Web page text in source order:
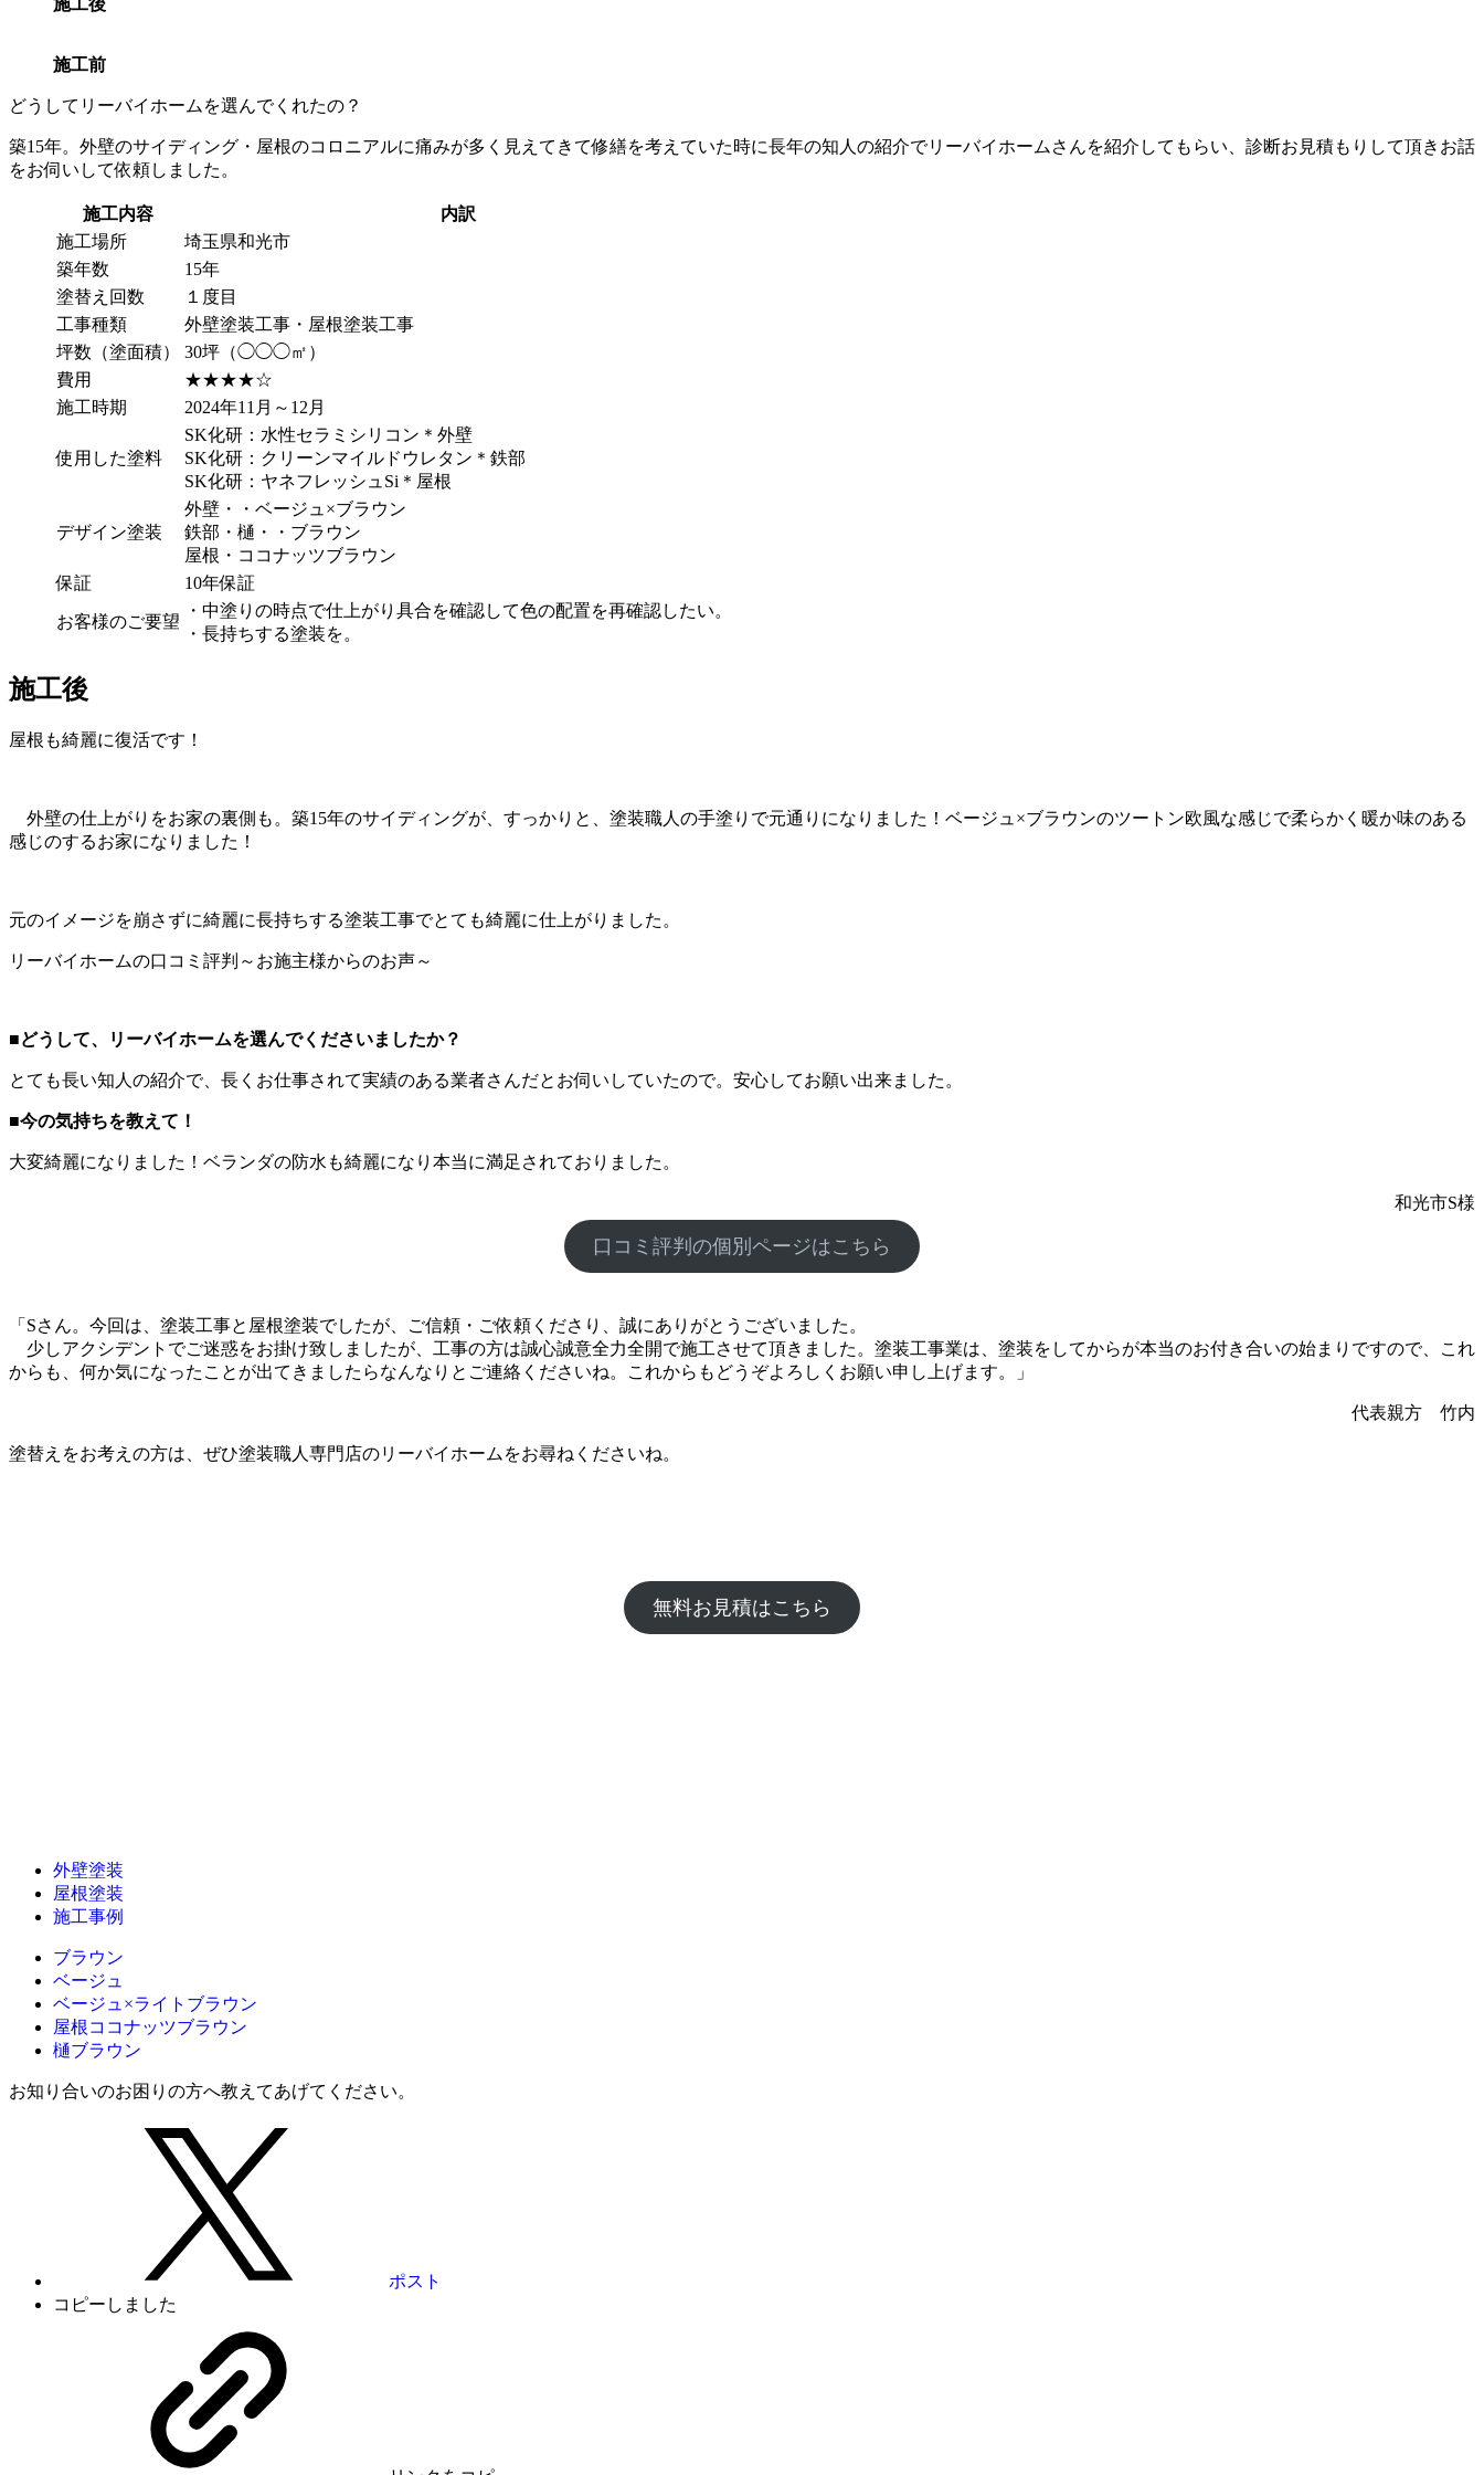
施工前
どうしてリーバイホームを選んでくれたの？
築15年。外壁のサイディング・屋根のコロニアルに痛みが多く見えてきて修繕を考えていた時に長年の知人の紹介でリーバイホームさんを紹介してもらい、診断お見積もりして頂きお話
をお伺いして依頼しました。
施工内容
内訳
施工場所
埼玉県和光市
築年数
15年
塗替え回数
１度目
工事種類
外壁塗装工事・屋根塗装工事
坪数（塗面積）
30坪（◯◯◯㎡）
費用
★★★★☆
施工時期
2024年11月～12月
使用した塗料
SK化研：水性セラミシリコン＊外壁
SK化研：クリーンマイルドウレタン＊鉄部
SK化研：ヤネフレッシュSi＊屋根
デザイン塗装
外壁・・ベージュ×ブラウン
鉄部・樋・・ブラウン
屋根・ココナッツブラウン
保証
10年保証
お客様のご要望
・中塗りの時点で仕上がり具合を確認して色の配置を再確認したい。
・長持ちする塗装を。
施工後
屋根も綺麗に復活です！
外壁の仕上がりをお家の裏側も。築15年のサイディングが、すっかりと、塗装職人の手塗りで元通りになりました！ベージュ×ブラウンのツートン欧風な感じで柔らかく暖か味のある
感じのするお家になりました！
元のイメージを崩さずに綺麗に長持ちする塗装工事でとても綺麗に仕上がりました。
リーバイホームの口コミ評判～お施主様からのお声～
■どうして、リーバイホームを選んでくださいましたか？
とても長い知人の紹介で、長くお仕事されて実績のある業者さんだとお伺いしていたので。安心してお願い出来ました。
■今の気持ちを教えて！
大変綺麗になりました！ベランダの防水も綺麗になり本当に満足されておりました。
和光市S様
口コミ評判の個別ページはこちら
「Sさん。今回は、塗装工事と屋根塗装でしたが、ご信頼・ご依頼くださり、誠にありがとうございました。
少しアクシデントでご迷惑をお掛け致しましたが、工事の方は誠心誠意全力全開で施工させて頂きました。塗装工事業は、塗装をしてからが本当のお付き合いの始まりですので、これ
からも、何か気になったことが出てきましたらなんなりとご連絡くださいね。これからもどうぞよろしくお願い申し上げます。」
代表親方 竹内
塗替えをお考えの方は、ぜひ塗装職人専門店のリーバイホームをお尋ねくださいね。
無料お見積はこちら
外壁塗装
屋根塗装
施工事例
ブラウン
ベージュ
ベージュ×ライトブラウン
屋根ココナッツブラウン
樋ブラウン
お知り合いのお困りの方へ教えてあげてください。
ポスト
コピーしました